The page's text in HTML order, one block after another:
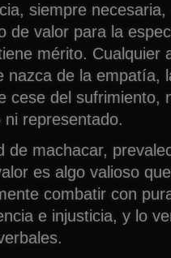
siempre
de valor para la
mérito. Cualquier
nazca de la empatía,
cese del sufrimiento,
representado.
de machacar,
es algo valioso
combatir con
e injusticia, y lo